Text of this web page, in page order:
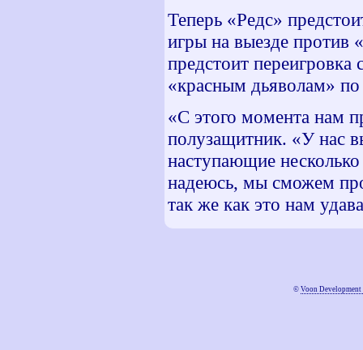
Теперь «Редс»
игры на выезде
предстоит
«красным дьяволам» по
«С этого момента нам
полузащитник. «У нас
наступающие
надеюсь, мы сможем
так же как это нам
© Voon Development